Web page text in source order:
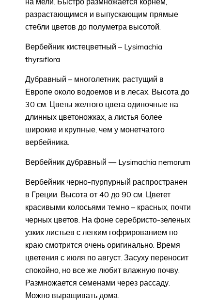
разрастающимся и выпускающим прямые
стебли цветов до полуметра высотой.
Вербейник кистецветный – Lysimachia
thyrsiflora
Дубравный – многолетник, растущий в
Европе около водоемов и в лесах. Высота до
30 см. Цветы желтого цвета одиночные на
длинных цветоножках, а листья более
широкие и крупные, чем у монетчатого
вербейника.
Вербейник дубравный — Lysimachia nemorum
Вербейник черно-пурпурный распространен
в Греции. Высота от 40 до 90 см. Цветет
красивыми колосьями темно – красных, почти
черных цветов. На фоне серебристо-зеленых
узких листьев с легким гофрированием по
краю смотрится очень оригинально. Время
цветения с июля по август. Засуху переносит
спокойно, но все же любит влажную почву.
Размножается семенами через рассаду.
Можно выращивать дома.